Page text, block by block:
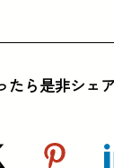
たら是非シェ